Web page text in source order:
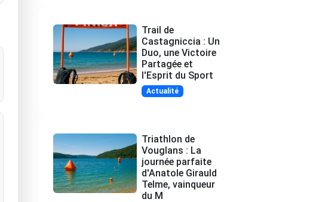
Trail de
Castagniccia : Un
Duo, une Victoire
Partagée et
l'Esprit du Sport
Actualité
Triathlon de
Vouglans : La
journée parfaite
d'Anatole Girauld
Telme, vainqueur
du M